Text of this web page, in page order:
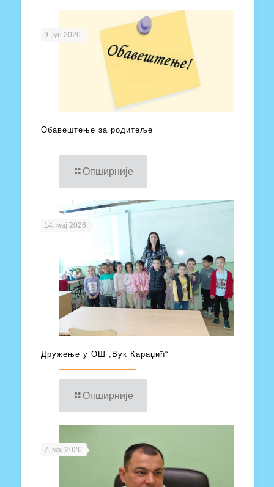
9. јун 2026.
Обавештење за родитеље
Опширније
14. мај 2026.
Дружење у ОШ „Вук Караџић“
Опширније
7. мај 2026.